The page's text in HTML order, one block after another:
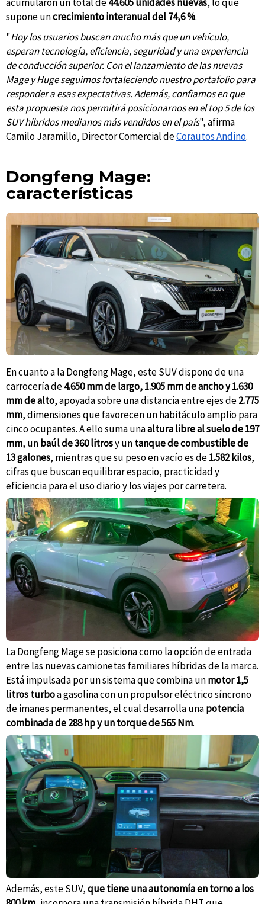
supone uncrecimiento interanual del 74,6 %.
"Hoy los usuarios buscan mucho más que un vehículo,
esperan tecnología, eficiencia, seguridad y una experiencia
de conducción superior. Con el lanzamiento de las nuevas
Mage y Huge seguimos fortaleciendo nuestro portafolio para
responder a esas expectativas. Además, confiamos en que
esta propuesta nos permitirá posicionarnos en el top 5 de los
SUV híbridos medianos más vendidos en el país", afirma
Camilo Jaramillo, Director Comercial deCorautos Andino.
Dongfeng Mage:
características
En cuanto a la Dongfeng Mage, este SUV dispone de una
carrocería de4.650 mm de largo, 1.905 mm de ancho y 1.630
mm de alto, apoyada sobre una distancia entre ejes de2.775
mm, dimensiones que favorecen un habitáculo amplio para
cinco ocupantes. A ello suma unaaltura libre al suelo de 197
mm, unbaúl de 360 litrosy untanque de combustible de
13 galones, mientras que su peso en vacío es de1.582 kilos,
cifras que buscan equilibrar espacio, practicidad y
eficiencia para el uso diario y los viajes por carretera.
La Dongfeng Mage se posiciona como la opción de entrada
entre las nuevas camionetas familiares híbridas de la marca.
Está impulsada por un sistema que combina unmotor 1,5
litros turboa gasolina con un propulsor eléctrico síncrono
de imanes permanentes, el cual desarrolla unapotencia
combinada de 288 hp y un torque de 565 Nm.
Además, este SUV,que tiene una autonomía en torno a los